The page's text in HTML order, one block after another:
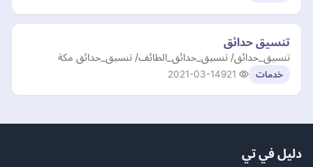
تنسيق حدائق
تنسيق_حدائق/ تنسيق_حدائق_الطائف/ تنسيق_حدائق مكة
خدمات 2021-03-14
دليل في تي